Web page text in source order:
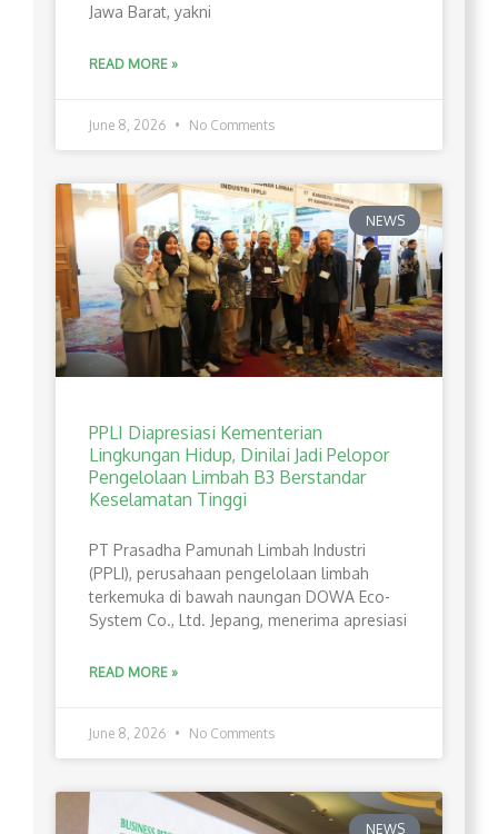
Jawa Barat, yakni
READ MORE »
June 8, 2026 No Comments
NEWS
PPLI Diapresiasi Kementerian
Lingkungan Hidup, Dinilai Jadi Pelopor
Pengelolaan Limbah B3 Berstandar
Keselamatan Tinggi
PT Prasadha Pamunah Limbah Industri
(PPLI), perusahaan pengelolaan limbah
terkemuka di bawah naungan DOWA Eco-
System Co., Ltd. Jepang, menerima apresiasi
READ MORE »
June 8, 2026 No Comments
NEWS